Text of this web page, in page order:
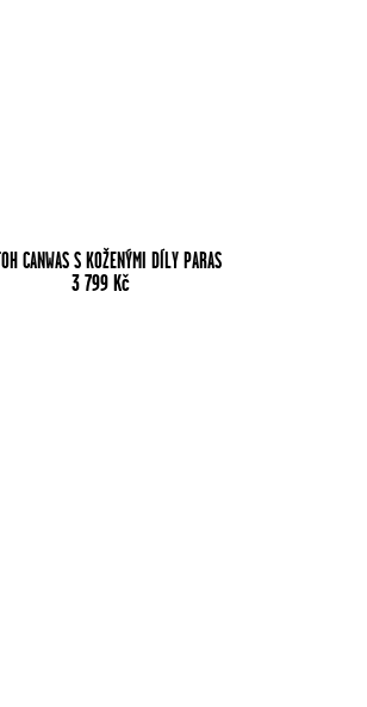
CANWAS S KOŽENÝMI DÍLY PARAS
3 799Kč